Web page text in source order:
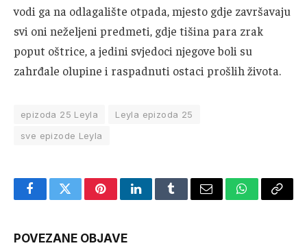
vodi ga na odlagalište otpada, mjesto gdje završavaju
svi oni neželjeni predmeti, gdje tišina para zrak
poput oštrice, a jedini svjedoci njegove boli su
zahrđale olupine i raspadnuti ostaci prošlih života.
epizoda 25 Leyla
Leyla epizoda 25
sve epizode Leyla
FacebookTwitterPinterestLinkedInTumblrEmail WhatsApp
Copy
POVEZANE OBJAVE